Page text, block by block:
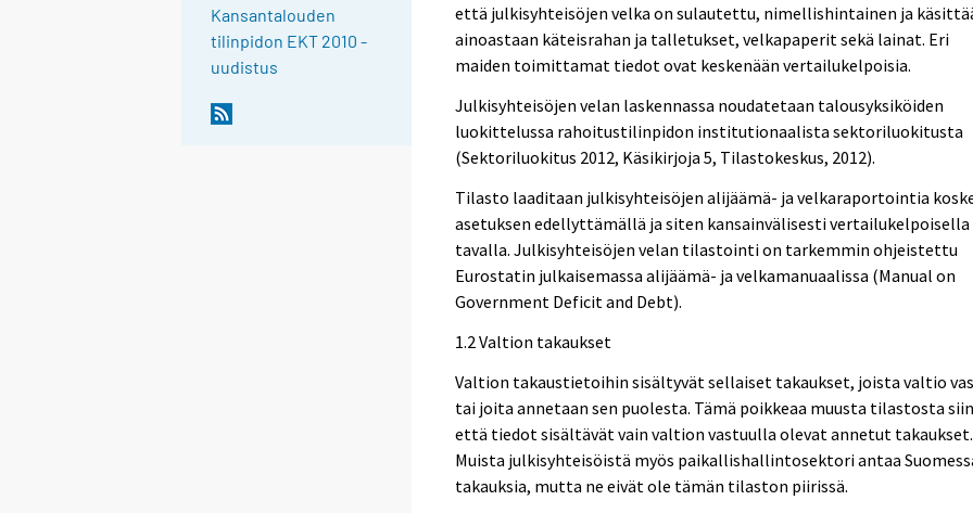
Kansantalouden
tilinpidon EKT 2010 -
uudistus
että julkisyhteisöjen velka on sulautettu, nimellishintainen ja
ainoastaan käteisrahan ja talletukset, velkapaperit sekä lainat. Eri
maiden toimittamat tiedot ovat keskenään vertailukelpoisia.
Julkisyhteisöjen velan laskennassa noudatetaan talousyksiköiden
luokittelussa rahoitustilinpidon institutionaalista sektoriluokitusta
(Sektoriluokitus 2012, Käsikirjoja 5, Tilastokeskus, 2012).
Tilasto laaditaan julkisyhteisöjen alijäämä- ja velkaraportointia
asetuksen edellyttämällä ja siten kansainvälisesti vertailukelpoisella
tavalla. Julkisyhteisöjen velan tilastointi on tarkemmin ohjeistettu
Eurostatin julkaisemassa alijäämä- ja velkamanuaalissa (Manual on
Government Deficit and Debt).
1.2 Valtion takaukset
Valtion takaustietoihin sisältyvät sellaiset takaukset, joista valtio
tai joita annetaan sen puolesta. Tämä poikkeaa muusta tilastosta
että tiedot sisältävät vain valtion vastuulla olevat annetut takaukset.
Muista julkisyhteisöistä myös paikallishallintosektori antaa
takauksia, mutta ne eivät ole tämän tilaston piirissä.